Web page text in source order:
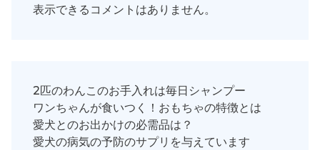
表示できるコメントはありません。
2匹のわんこのお手入れは毎日シャンプー
ワンちゃんが食いつく！おもちゃの特徴とは
愛犬とのお出かけの必需品は？
愛犬の病気の予防のサプリを与えています